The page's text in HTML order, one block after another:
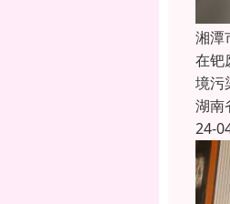
湘潭
在钯
境污
湖南
24-